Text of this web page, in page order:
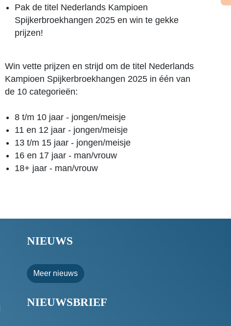
Pak de titel Nederlands Kampioen
Spijkerbroekhangen 2025 en win te gekke
prijzen!
Win vette prijzen en strijd om de titel Nederlands
Kampioen Spijkerbroekhangen 2025 in één van
de 10 categorieën:
8 t/m 10 jaar - jongen/meisje
11 en 12 jaar - jongen/meisje
13 t/m 15 jaar - jongen/meisje
16 en 17 jaar - man/vrouw
18+ jaar - man/vrouw
NIEUWS
Meer nieuws
NIEUWSBRIEF